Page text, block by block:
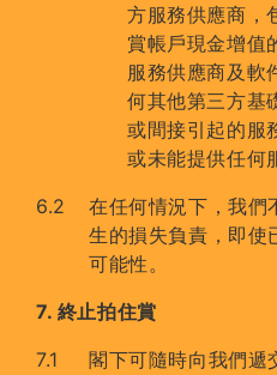
方服務供應商，
賞帳戶現金增值
服務供應商及軟
何其他第三方基
或間接引起的服
或未能提供任何
在任何情況下，我們
生的損失負責，即使
可能性。
7. 終止拍住賞
閣下可隨時向我們遞